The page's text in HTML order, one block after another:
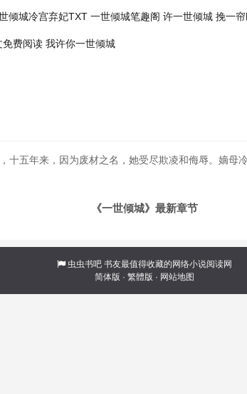
倾城冷宫弃妃TXT 一世倾城笔趣阁 许一世倾城 挽一
免费阅读 我许你一世倾城
十五年来，因为废材之名，她受尽欺凌和侮辱。嫡母
《一世倾城》最新章节
虫虫书吧 书友最值得收藏的网络小说阅读网
简体版 · 繁體版 · 网站地图